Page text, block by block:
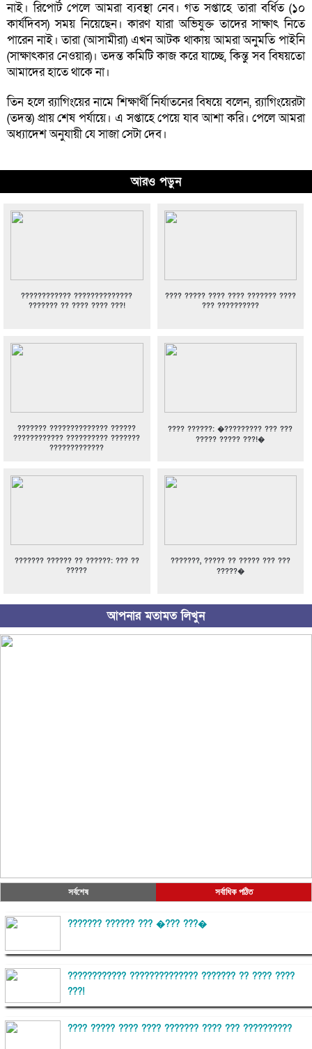
নাই। রিপোর্ট পেলে আমরা ব্যবস্থা নেব। গত সপ্তাহে তারা বর্ধিত (১০
কার্যদিবস) সময় নিয়েছেন। কারণ যারা অভিযুক্ত তাদের সাক্ষাৎ নিতে
পারেন নাই। তারা (আসামীরা) এখন আটক থাকায় আমরা অনুমতি পাইনি
(সাক্ষাৎকার নেওয়ার)। তদন্ত কমিটি কাজ করে যাচ্ছে, কিন্তু সব বিষয়তো
আমাদের হাতে থাকে না।
তিন হলে র‌্যাগিংয়ের নামে শিক্ষার্থী নির্যাতনের বিষয়ে বলেন, র‌্যাগিংয়েরটা
(তদন্ত) প্রায় শেষ পর্যায়ে। এ সপ্তাহে পেয়ে যাব আশা করি। পেলে আমরা
অধ্যাদেশ অনুযায়ী যে সাজা সেটা দেব।
আরও পড়ুন
???????????? ??????????????
??????? ?? ???? ???? ???!
???? ????? ???? ???? ??????? ????
??? ??????????
??????? ?????????????? ??????
???????????? ?????????? ???????
?????????????
???? ??????: �????????? ??? ???
????? ????? ???!�
??????? ?????? ?? ??????: ??? ??
?????
???????, ????? ?? ????? ??? ???
?????�
আপনার মতামত লিখুন
সর্বশেষ সর্বাধিক পঠিত
??????? ?????? ??? �??? ???�
???????????? ?????????????? ??????? ?? ???? ????
???!
???? ????? ???? ???? ??????? ???? ??? ??????????